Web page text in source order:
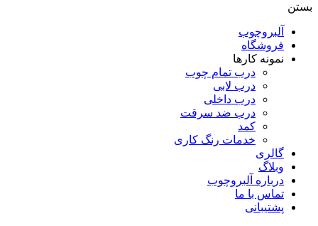
بستن
آلبروچوب
فروشگاه
نمونه کارها
درب تمام چوب
درب لابی
درب داخلی
درب ضد سرقت
کمد
خدمات رنگ کاری
گالری
وبلاگ
درباره آلبروچوب
تماس با ما
پشتیبانی